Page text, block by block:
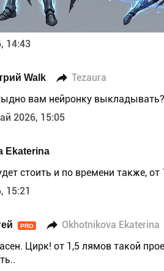
14:43
Walk Tezaura
вам нейронку выкладывать?
2026, 15:05
Ekaterina
стоить и по времени также,
15:21
PRO Okhotnikova Ekaterina
Цирк! от 1,5 лямов такой